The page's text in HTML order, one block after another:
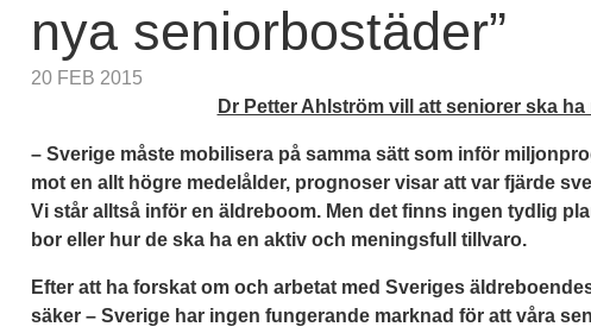
nya seniorbostäder”
20 FEB 2015
Dr Petter Ahlström vill att seniorer ska
– Sverige måste mobilisera på samma sätt som inför
mot en allt högre medelålder, prognoser visar att var fjärde
Vi står alltså inför en äldreboom. Men det finns ingen tydlig
bor eller hur de ska ha en aktiv och meningsfull tillvaro.
Efter att ha forskat om och arbetat med Sveriges
säker – Sverige har ingen fungerande marknad för att våra